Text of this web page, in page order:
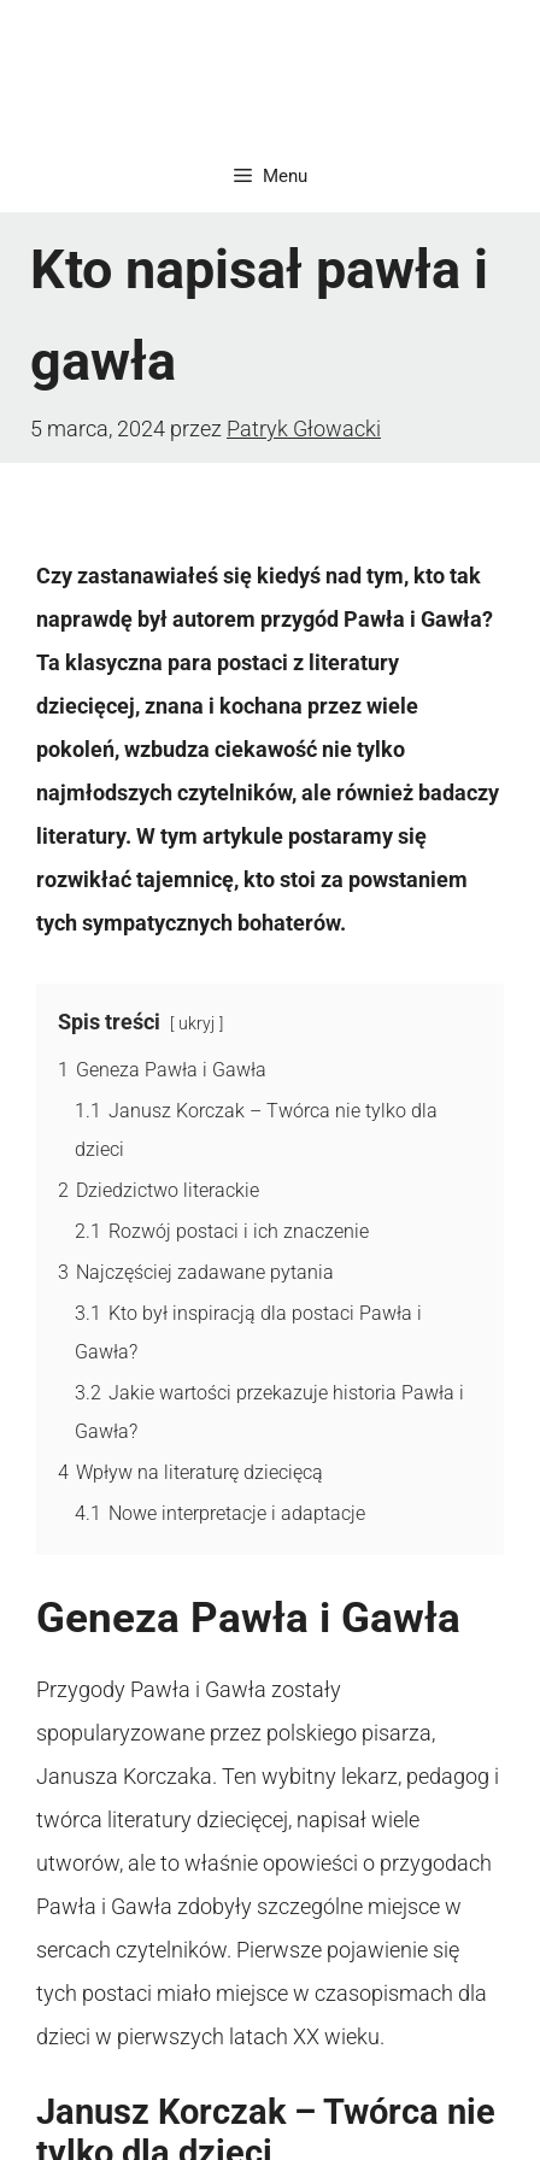
Menu
Kto napisał pawła i
gawła
5 marca, 2024 przez Patryk Głowacki
Czy zastanawiałeś się kiedyś nad tym, kto tak
naprawdę był autorem przygód Pawła i Gawła?
Ta klasyczna para postaci z literatury
dziecięcej, znana i kochana przez wiele
pokoleń, wzbudza ciekawość nie tylko
najmłodszych czytelników, ale również badaczy
literatury. W tym artykule postaramy się
rozwikłać tajemnicę, kto stoi za powstaniem
tych sympatycznych bohaterów.
Spis treści ukryj
1 Geneza Pawła i Gawła
1.1 Janusz Korczak – Twórca nie tylko dla
dzieci
2 Dziedzictwo literackie
2.1 Rozwój postaci i ich znaczenie
3 Najczęściej zadawane pytania
3.1 Kto był inspiracją dla postaci Pawła i
Gawła?
3.2 Jakie wartości przekazuje historia Pawła i
Gawła?
4 Wpływ na literaturę dziecięcą
4.1 Nowe interpretacje i adaptacje
Geneza Pawła i Gawła
Przygody Pawła i Gawła zostały
spopularyzowane przez polskiego pisarza,
Janusza Korczaka. Ten wybitny lekarz, pedagog i
twórca literatury dziecięcej, napisał wiele
utworów, ale to właśnie opowieści o przygodach
Pawła i Gawła zdobyły szczególne miejsce w
sercach czytelników. Pierwsze pojawienie się
tych postaci miało miejsce w czasopismach dla
dzieci w pierwszych latach XX wieku.
Janusz Korczak – Twórca nie